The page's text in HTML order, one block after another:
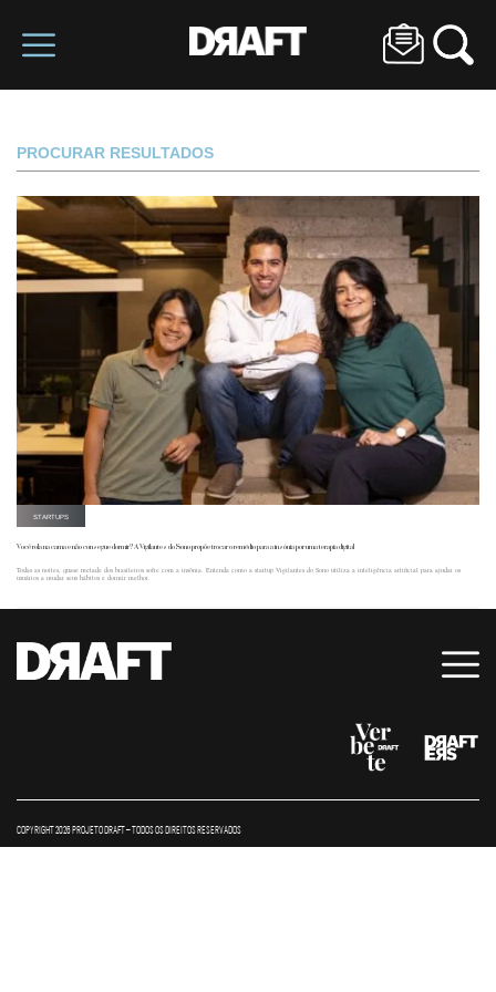
PROCURAR RESULTADOS
STARTUPS
Você rola na cama e não consegue dormir? A Vigilantes do Sono propõe trocar o remédio para a insônia por uma terapia digital
Todas as noites, quase metade dos brasileiros sofre com a insônia. Entenda como a startup Vigilantes do Sono utiliza a inteligência artificial para ajudar os
usuários a mudar seus hábitos e dormir melhor.
COPYRIGHT 2026 PROJETO DRAFT – TODOS OS DIREITOS RESERVADOS